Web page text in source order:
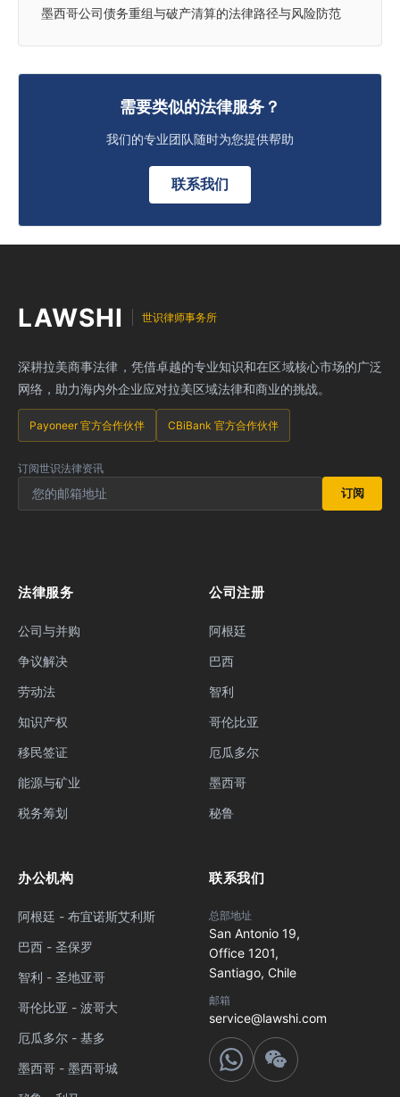
墨西哥公司债务重组与破产清算的法律路径与风险防范
需要类似的法律服务？
我们的专业团队随时为您提供帮助
联系我们
LAWSHI 世识律师事务所
深耕拉美商事法律，凭借卓越的专业知识和在区域核心市场的广泛
网络，助力海内外企业应对拉美区域法律和商业的挑战。
Payoneer 官方合作伙伴 CBiBank 官方合作伙伴
订阅世识法律资讯
订阅
法律服务
公司与并购
争议解决
劳动法
知识产权
移民签证
能源与矿业
税务筹划
公司注册
阿根廷
巴西
智利
哥伦比亚
厄瓜多尔
墨西哥
秘鲁
办公机构
阿根廷 - 布宜诺斯艾利斯
巴西 - 圣保罗
智利 - 圣地亚哥
哥伦比亚 - 波哥大
厄瓜多尔 - 基多
墨西哥 - 墨西哥城
联系我们
总部地址
San Antonio 19,
Office 1201,
Santiago, Chile
邮箱
service@lawshi.com